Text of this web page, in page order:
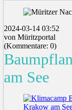
2024-03-14 03:52
von Müritzportal
(Kommentare: 0)
am See